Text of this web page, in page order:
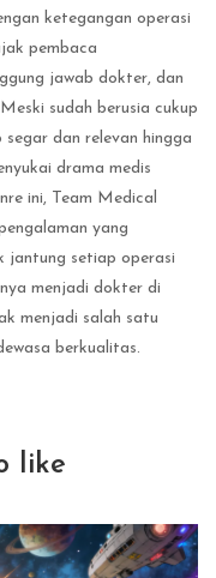
ketegangan operasi
pembaca
jawab dokter, dan
sudah berusia cukup
dan relevan hingga
drama medis
ini, Team Medical
yang
jantung setiap operasi
menjadi dokter di
menjadi salah satu
berkualitas.
like